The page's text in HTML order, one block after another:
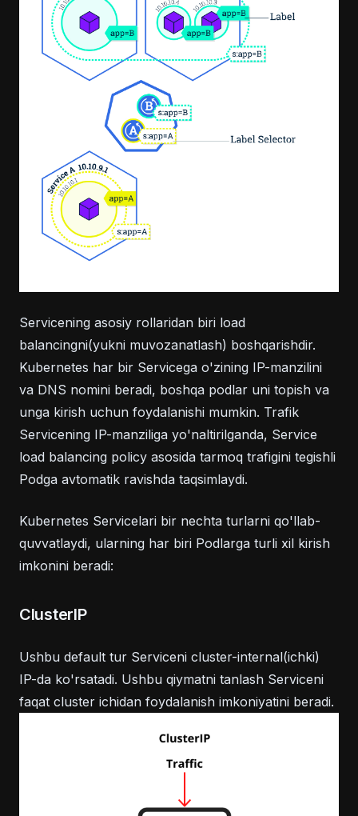
Servicening asosiy rollaridan biri load
balancingni(yukni muvozanatlash) boshqarishdir.
Kubernetes har bir Servicega o'zining IP-manzilini
va DNS nomini beradi, boshqa podlar uni topish va
unga kirish uchun foydalanishi mumkin. Trafik
Servicening IP-manziliga yo'naltirilganda, Service
load balancing policy asosida tarmoq trafigini tegishli
Podga avtomatik ravishda taqsimlaydi.
Kubernetes Servicelari bir nechta turlarni qo'llab-
quvvatlaydi, ularning har biri Podlarga turli xil kirish
imkonini beradi:
ClusterIP
Ushbu default tur Serviceni cluster-internal(ichki)
IP-da ko'rsatadi. Ushbu qiymatni tanlash Serviceni
faqat cluster ichidan foydalanish imkoniyatini beradi.